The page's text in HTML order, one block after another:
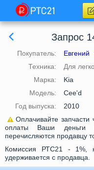
Запрос
Покупатель:
Евгений
Техника:
Для
Марка:
Kia
Модель:
Cee'd
Год выпуска:
2010
Оплачивайте
оплаты Ваши деньги
перечисляются продавцу
Комиссия РТС21 - 1%,
удерживается с продавца.